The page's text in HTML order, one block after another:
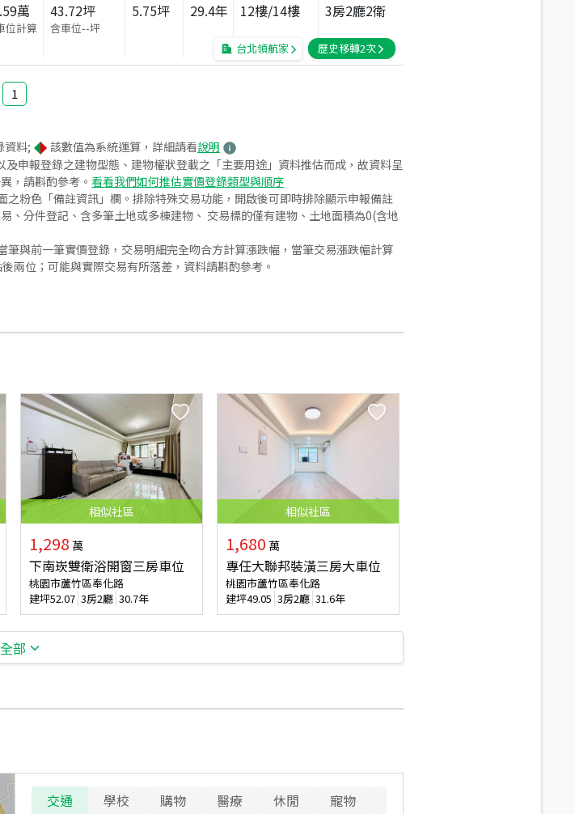
萬
位計算
43.72坪
含車位--坪
5.75坪 29.4年 12樓/14樓 3房2廳2衛
台北領航家 歷史移轉2次
1
資料; 該數值為系統運算，詳細請看說明
申報登錄之建物型態、建物權狀登載之「主要用途」資料推估而成，故資料呈
，請斟酌參考。 看看我們如何推估實價登錄類型與順序
粉色「備註資訊」欄。排除特殊交易功能，開啟後可即時排除顯示申報備註
分件登記、含多筆土地或多棟建物、 交易標的僅有建物、土地面積為0(含地
與前一筆實價登錄，交易明細完全吻合方計算漲跌幅，當筆交易漲跌幅計算
兩位；可能與實際交易有所落差，資料請斟酌參考。
相似社區
1,298 萬
下南崁雙衛浴開窗三房車位
桃園市蘆竹區奉化路
建坪52.07 3房2廳 30.7年
相似社區
1,680 萬
專任大聯邦裝潢三房大車位
桃園市蘆竹區奉化路
建坪49.05 3房2廳 31.6年
部
交通 學校 購物 醫療 休閒 寵物